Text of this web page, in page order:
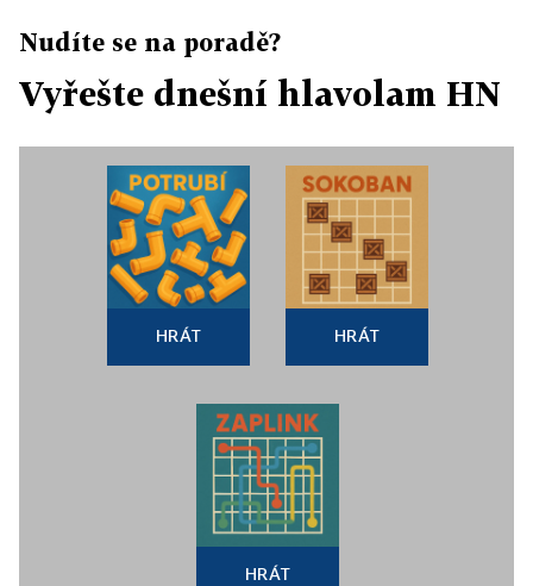
Nudíte se na poradě?
Vyřešte dnešní hlavolam HN
HRÁT HRÁT
HRÁT